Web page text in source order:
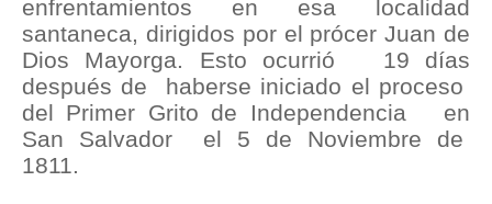
enfrentamientos en esa localidad
santaneca, dirigidos por el prócer Juan de
Dios Mayorga. Esto ocurrió 19 días
después de haberse iniciado el proceso
del Primer Grito de Independencia en
San Salvador el 5 de Noviembre de
1811.